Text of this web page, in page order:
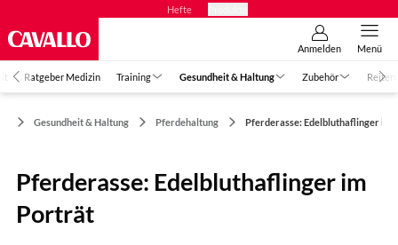
Hefte
Anmelden Menü
Ratgeber Medizin Training Gesundheit & Haltung Zubehör
Gesundheit & Haltung Pferdehaltung Pferderasse: Edelbluthaflinger im
Pferderasse: Edelbluthaflinger im
Porträt